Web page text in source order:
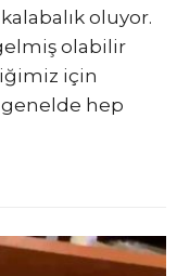
oluyor.
olabilir
için
genelde hep